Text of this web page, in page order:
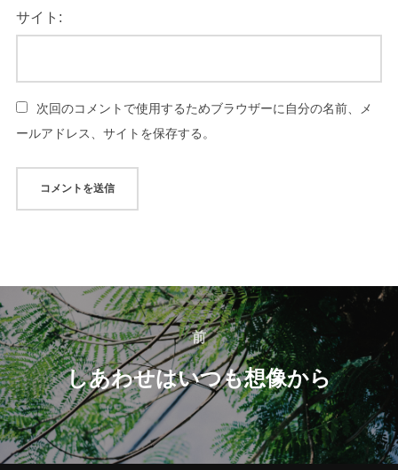
サイト:
次回のコメントで使用するためブラウザーに自分の名前、メ
ールアドレス、サイトを保存する。
投
稿
ナ
ビ
ゲ
前
前
しあわせはいつも想像から